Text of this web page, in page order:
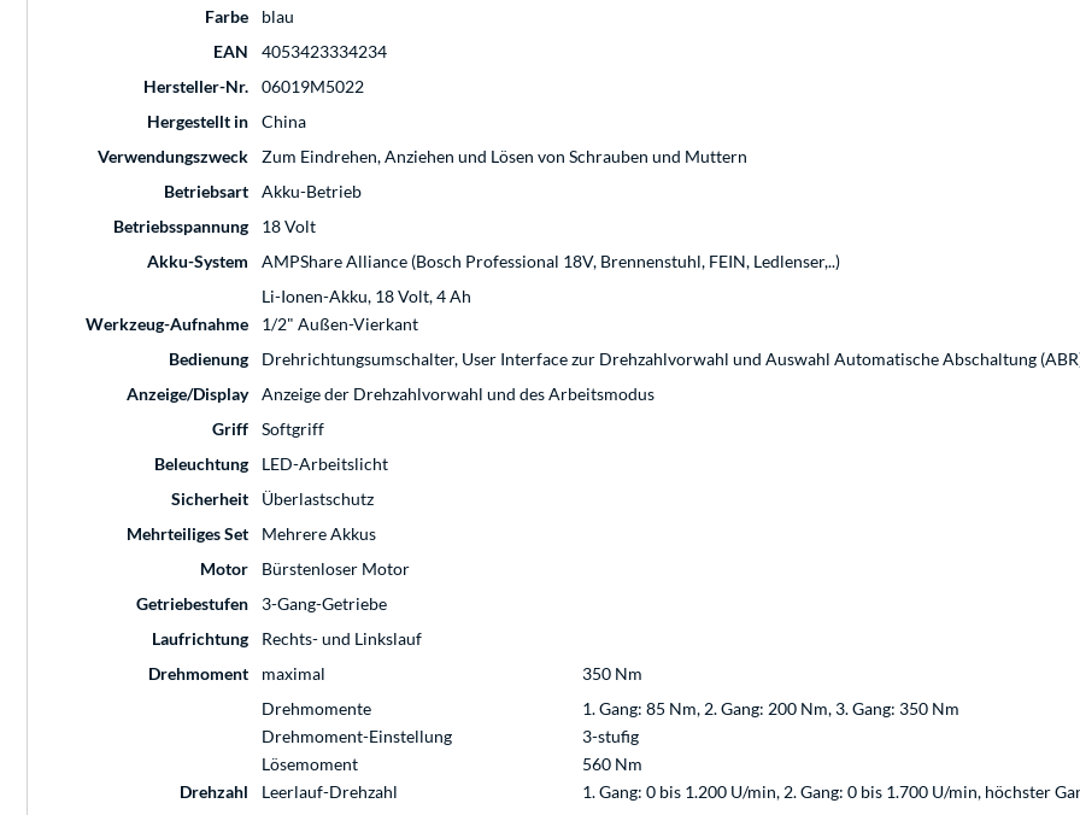
Farbe
blau
EAN
4053423334234
Hersteller-Nr.
06019M5022
Hergestellt in
China
Verwendungszweck
Zum Eindrehen, Anziehen und Lösen von Schrauben und Muttern
Betriebsart
Akku-Betrieb
Betriebsspannung
18 Volt
Akku-System
AMPShare Alliance (Bosch Professional 18V, Brennenstuhl, FEIN, Ledlenser,..)
Li-Ionen-Akku, 18 Volt, 4 Ah
Werkzeug-Aufnahme
1/2" Außen-Vierkant
Bedienung
Drehrichtungsumschalter, User Interface zur Drehzahlvorwahl und Auswahl Automatische Abschaltung
Anzeige/Display
Anzeige der Drehzahlvorwahl und des Arbeitsmodus
Griff
Softgriff
Beleuchtung
LED-Arbeitslicht
Sicherheit
Überlastschutz
Mehrteiliges Set
Mehrere Akkus
Motor
Bürstenloser Motor
Getriebestufen
3-Gang-Getriebe
Laufrichtung
Rechts- und Linkslauf
Drehmoment
maximal
350 Nm
Drehmomente
1. Gang: 85 Nm, 2. Gang: 200 Nm, 3. Gang: 350 Nm
Drehmoment-Einstellung
3-stufig
Lösemoment
560 Nm
Drehzahl
Leerlauf-Drehzahl
1. Gang: 0 bis 1.200 U/min, 2. Gang: 0 bis 1.700 U/min, höchster